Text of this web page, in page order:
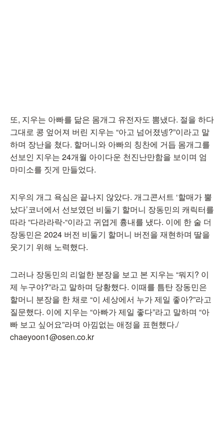
또, 지우는 아빠를 닮은 몸개그 유전자도 뽐냈다. 절을 하다
그대로 콩 엎어져 버린 지우는 “아고 넘어졌넹?”이라고 말
하며 장난을 쳤다. 할머니와 아빠의 칭찬에 거듭 몸개그를
선보인 지우는 24개월 아이다운 천진난만함을 보이며 엄
마미소를 짓게 만들었다.
지우의 개그 욕심은 끝나지 않았다. 개그콘서트 ‘할매가 뿔
났다’코너에서 선보였던 비둘기 할머니 장동민의 캐릭터를
따라 “다라라락-“이라고 귀엽게 흉내를 냈다. 이에 한 술 더
장동민은 2024 버전 비둘기 할머니 버전을 재현하며 딸을
웃기기 위해 노력했다.
그러나 장동민의 리얼한 분장을 보고 본 지우는 “뭐지? 이
제 누구야?”라고 말하며 당황했다. 이때를 틈탄 장동민은
할머니 분장을 한 채로 “이 세상에서 누가 제일 좋아?”라고
질문했다. 이에 지우는 “아빠가 제일 좋다”라고 말하며 “아
빠 보고 싶어요”라며 아낌없는 애정을 표현했다./
chaeyoon1@osen.co.kr